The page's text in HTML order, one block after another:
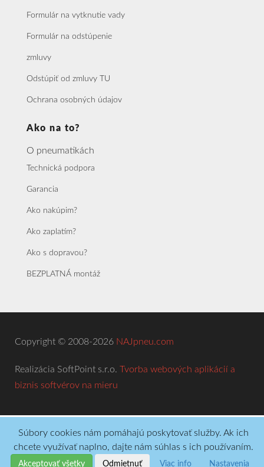
Formulár na vytknutie vady
Formulár na odstúpenie
zmluvy
Odstúpiť od zmluvy TU
Ochrana osobných údajov
Ako na to?
O pneumatikách
Technická podpora
Garancia
Ako nakúpim?
Ako zaplatím?
Ako s dopravou?
BEZPLATNÁ montáž
Copyright © 2008-2026 NAJpneu.com
Realizácia SoftPoint s.r.o. Tvorba webových aplikácií a
biznis softvérov na mieru
Súbory cookies nám pomáhajú poskytovať služby. Ak ich
chcete využívať naplno, dajte nám súhlas s ich používaním.
Akceptovať všetky Odmietnuť Viac info Nastavenia